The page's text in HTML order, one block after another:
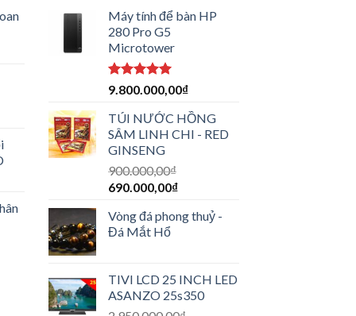
Máy tính để bàn HP
280 Pro G5
Microtower
Được xếp
5 sao
9.800.000,00₫
TÚI NƯỚC HỒNG
SÂM LINH CHI - RED
GINSENG
900.000,00₫
690.000,00₫
Vòng đá phong thuỷ -
Đá Mắt Hổ
TIVI LCD 25 INCH LED
ASANZO 25s350